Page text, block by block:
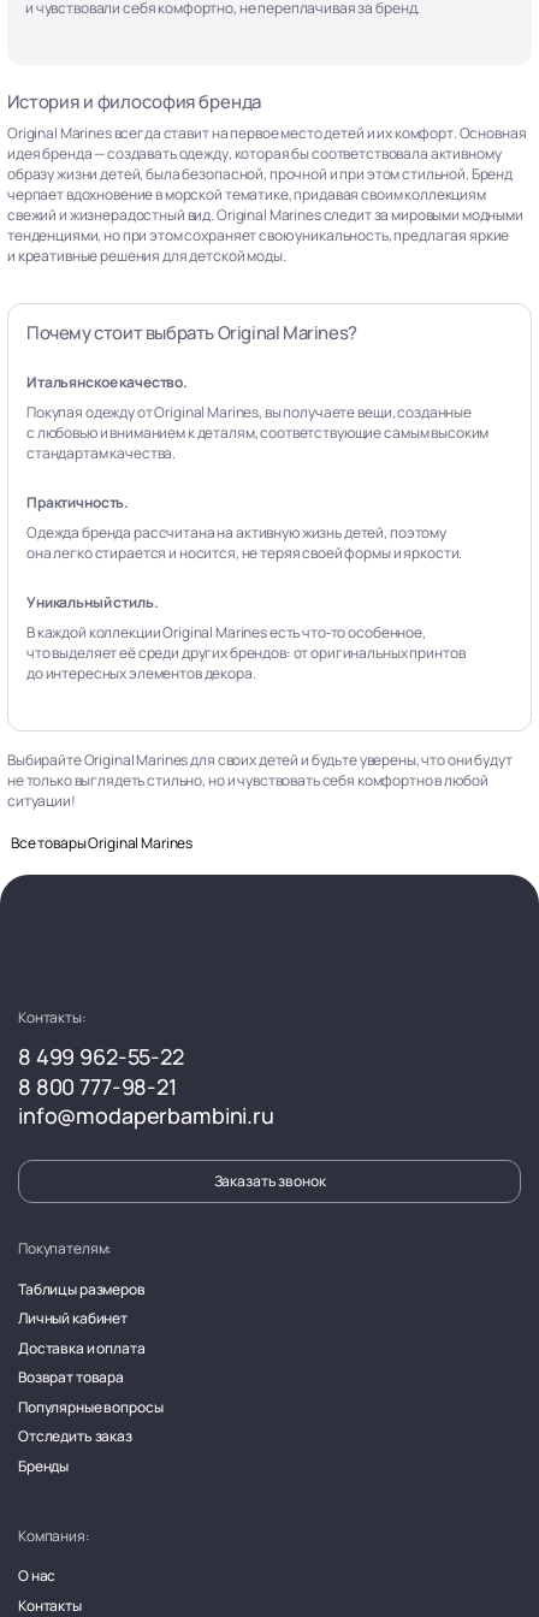
и чувствовали себя комфортно, не переплачивая за бренд.
История и философия бренда
Original Marines всегда ставит на первое место детей и их комфорт. Основная
идея бренда — создавать одежду, которая бы соответствовала активному
образу жизни детей, была безопасной, прочной и при этом стильной. Бренд
черпает вдохновение в морской тематике, придавая своим коллекциям
свежий и жизнерадостный вид. Original Marines следит за мировыми модными
тенденциями, но при этом сохраняет свою уникальность, предлагая яркие
и креативные решения для детской моды.
Почему стоит выбрать Original Marines?
Итальянское качество.
Покупая одежду от Original Marines, вы получаете вещи, созданные
с любовью и вниманием к деталям, соответствующие самым высоким
стандартам качества.
Практичность.
Одежда бренда рассчитана на активную жизнь детей, поэтому
она легко стирается и носится, не теряя своей формы и яркости.
Уникальный стиль.
В каждой коллекции Original Marines есть что‑то особенное,
что выделяет её среди других брендов: от оригинальных принтов
до интересных элементов декора.
Выбирайте Original Marines для своих детей и будьте уверены, что они будут
не только выглядеть стильно, но и чувствовать себя комфортно в любой
ситуации!
Все товары Original Marines
Контакты:
8 499 962-55-22
8 800 777-98-21
info@modaperbambini.ru
Заказать звонок
Покупателям:
Таблицы размеров
Личный кабинет
Доставка и оплата
Возврат товара
Популярные вопросы
Отследить заказ
Бренды
Компания:
О нас
Контакты